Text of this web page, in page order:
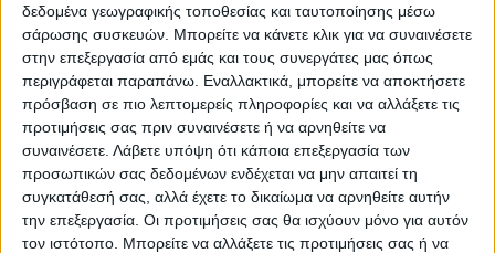
δεδομένα γεωγραφικής τοποθεσίας και ταυτοποίησης μέσω
σάρωσης συσκευών. Μπορείτε να κάνετε κλικ για να συναινέσετε
στην επεξεργασία από εμάς και τους συνεργάτες μας όπως
περιγράφεται παραπάνω. Εναλλακτικά, μπορείτε να αποκτήσετε
πρόσβαση σε πιο λεπτομερείς πληροφορίες και να αλλάξετε τις
προτιμήσεις σας πριν συναινέσετε ή να αρνηθείτε να
συναινέσετε. Λάβετε υπόψη ότι κάποια επεξεργασία των
προσωπικών σας δεδομένων ενδέχεται να μην απαιτεί τη
συγκατάθεσή σας, αλλά έχετε το δικαίωμα να αρνηθείτε αυτήν
την επεξεργασία. Οι προτιμήσεις σας θα ισχύουν μόνο για αυτόν
τον ιστότοπο. Μπορείτε να αλλάξετε τις προτιμήσεις σας ή να
ΝΕΟΣ ΑΓΩΝ
https://neosagon.gr
Η Αρχαιότερη Καθημερινή Πρωινή Εφημερίδα της Καρδίτσας